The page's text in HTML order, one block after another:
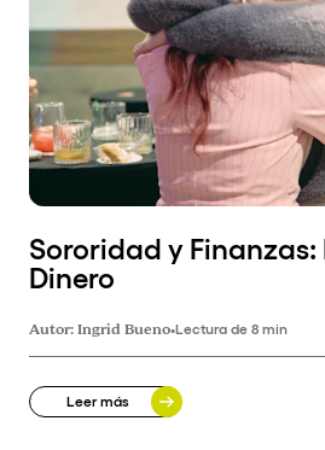
Sororidad y
Dinero
Autor:Ingrid Bueno•Lectura de 8 min
Leer más